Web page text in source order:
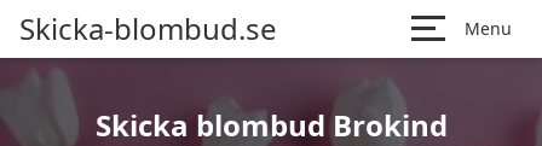
Skicka-blombud.se Menu
Skicka blombud Brokind